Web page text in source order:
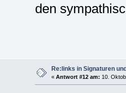
den
Re:links in Signaturen
« Antwort #12 am: 10.